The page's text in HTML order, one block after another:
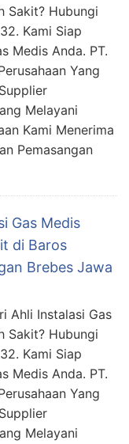
Sakit? Hubungi
Kami Siap
Medis Anda. PT.
Yang
Melayani
Kami Menerima
Pemasangan
Gas Medis
di Baros
Brebes Jawa
Ahli Instalasi Gas
Sakit? Hubungi
Kami Siap
Medis Anda. PT.
Yang
Melayani